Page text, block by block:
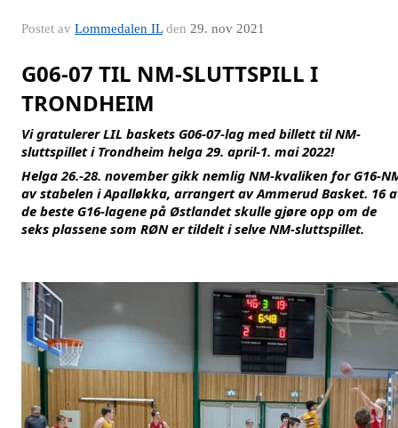
Postet av Lommedalen ILden 29. nov 2021
G06-07 TIL NM-SLUTTSPILL I
TRONDHEIM
Vi gratulerer LIL baskets G06-07-lag med billett til NM-
sluttspillet i Trondheim helga 29. april-1. mai 2022!
Helga 26.-28. november gikk nemlig NM-kvaliken for G16-
av stabelen i Apalløkka, arrangert av Ammerud Basket. 16
de beste G16-lagene på Østlandet skulle gjøre opp om de
seks plassene som RØN er tildelt i selve NM-sluttspillet.